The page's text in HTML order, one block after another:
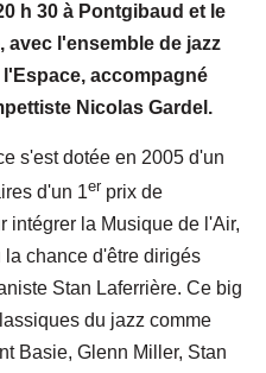
h 30 à Pontgibaud et le
avec l'ensemble de jazz
accompagné
Nicolas Gardel.
s'est dotée en 2005 d'un
d'un 1er prix de
intégrer la Musique de l'Air,
chance d'être dirigés
Stan Laferrière. Ce big
du jazz comme
Basie, Glenn Miller, Stan